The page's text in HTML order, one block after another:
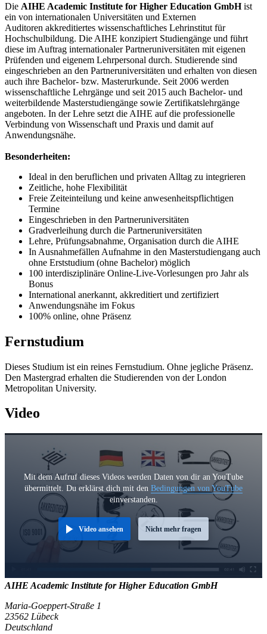
Die AIHE Academic Institute for Higher Education GmbHist
ein von internationalen Universitäten und Externen
Auditoren akkreditiertes wissenschaftliches Lehrinstitut für
Hochschulbildung. Die AIHE konzipiert Studiengänge und führt
diese im Auftrag internationaler Partneruniversitäten mit eigenen
Prüfenden und eigenem Lehrpersonal durch. Studierende sind
eingeschrieben an den Partneruniversitäten und erhalten von diesen
auch ihre Bachelor- bzw. Masterurkunde. Seit 2006 werden
wissenschaftliche Lehrgänge und seit 2015 auch Bachelor- und
weiterbildende Masterstudiengänge sowie Zertifikatslehrgänge
angeboten. In der Lehre setzt die AIHE auf die professionelle
Verbindung von Wissenschaft und Praxis und damit auf
Anwendungsnähe.
Besonderheiten:
Ideal in den beruflichen und privaten Alltag zu integrieren
Zeitliche, hohe Flexibilität
Freie Zeiteinteilung und keine anwesenheitspflichtigen
Termine
Eingeschrieben in den Partneruniversitäten
Gradverleihung durch die Partneruniversitäten
Lehre, Prüfungsabnahme, Organisation durch die AIHE
In Ausnahmefällen Aufnahme in den Masterstudiengang auch
ohne Erststudium (ohne Bachelor) möglich
100 interdisziplinäre Online-Live-Vorlesungen pro Jahr als
Bonus
International anerkannt, akkreditiert und zertifiziert
Anwendungsnähe im Fokus
100% online, ohne Präsenz
Fernstudium
Dieses Studium ist ein reines Fernstudium. Ohne jegliche Präsenz.
Den Mastergrad erhalten die Studierenden von der London
Metropolitan University.
Video
Mit dem Aufruf dieses Videos werden Daten von dir an YouTube
übermittelt. Du erklärst dich mit den Bedingungen von YouTube
einverstanden.
Video ansehen Nicht mehr fragen
AIHE Academic Institute for Higher Education GmbH
Maria-Goeppert-Straße 1
23562 Lübeck
Deutschland